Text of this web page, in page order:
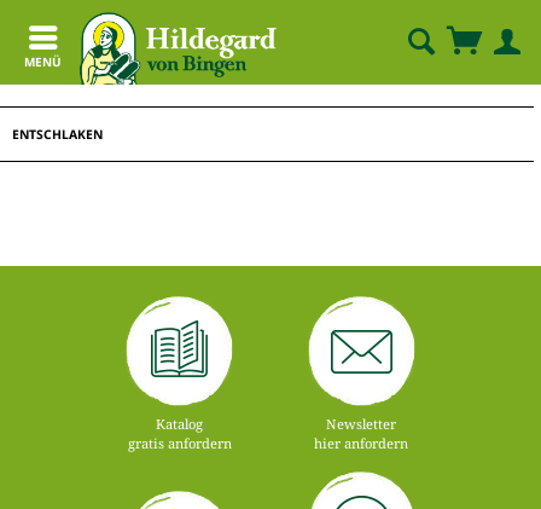
MENÜ
ENTSCHLAKEN
Katalog
gratis anfordern
Newsletter
hier anfordern